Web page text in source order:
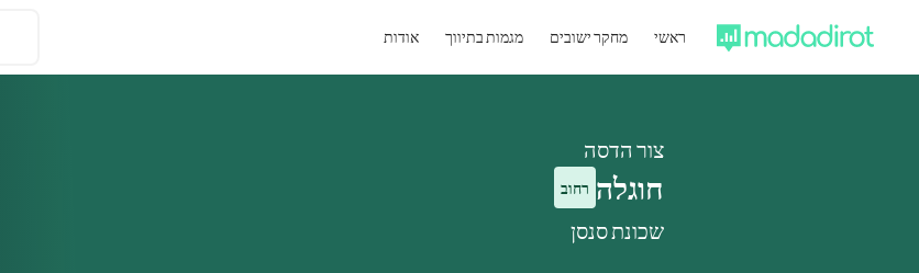
ראשי מחקר ישובים מגמות בתיווך אודות
צור הדסה
חוגלה רחוב
שכונת סנסן